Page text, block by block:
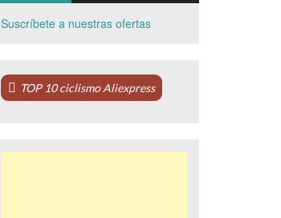
Suscríbete a nuestras ofertas
TOP 10 ciclismo Aliexpress